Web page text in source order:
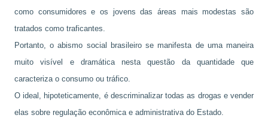
como consumidores e os jovens das áreas mais modestas são
tratados como traficantes.
Portanto, o abismo social brasileiro se manifesta de uma maneira
muito visível e dramática nesta questão da quantidade que
caracteriza o consumo ou tráfico.
O ideal, hipoteticamente, é descriminalizar todas as drogas e vender
elas sobre regulação econômica e administrativa do Estado.